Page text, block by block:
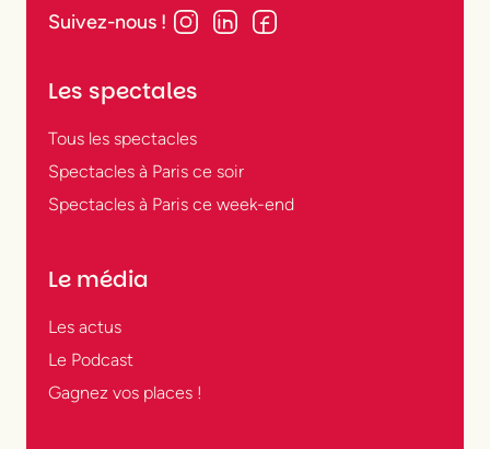
Suivez-nous !
Les spectales
Tous les spectacles
Spectacles à Paris ce soir
Spectacles à Paris ce week-end
Le média
Les actus
Le Podcast
Gagnez vos places !